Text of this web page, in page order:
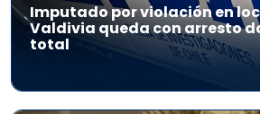
Imputado por violación en
Valdivia queda con arresto
total